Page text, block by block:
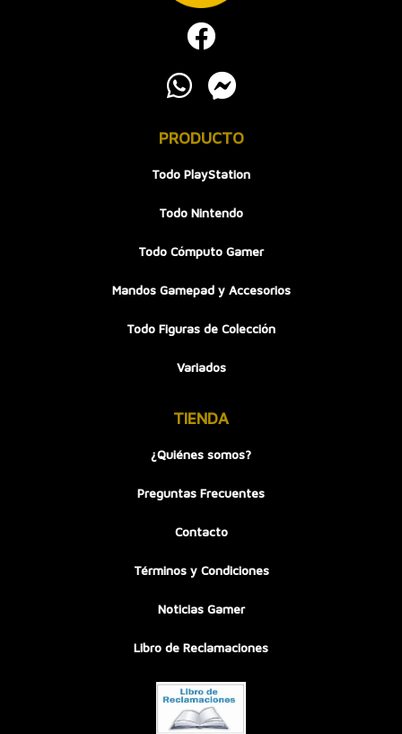
PRODUCTO
Todo PlayStation
Todo Nintendo
Todo Cómputo Gamer
Mandos Gamepad y Accesorios
Todo Figuras de Colección
Variados
TIENDA
¿Quiénes somos?
Preguntas Frecuentes
Contacto
Términos y Condiciones
Noticias Gamer
Libro de Reclamaciones